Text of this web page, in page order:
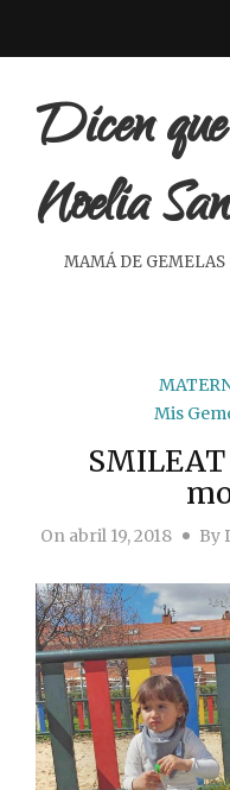
Dicen
Noelia
MAMÁ DE GEMELAS
Mis
Onabril 19, 2018 By